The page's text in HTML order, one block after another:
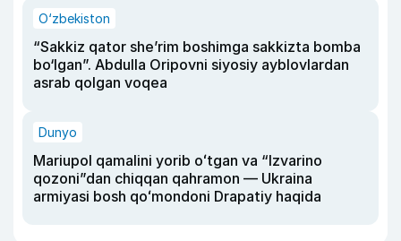
O‘zbekiston
“Sakkiz qator she’rim boshimga sakkizta bomba
bo‘lgan”. Abdulla Oripovni siyosiy ayblovlardan
asrab qolgan voqea
Dunyo
Mariupol qamalini yorib oʻtgan va “Izvarino
qozoni”dan chiqqan qahramon — Ukraina
armiyasi bosh qoʻmondoni Drapatiy haqida